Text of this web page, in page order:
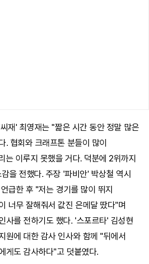
재' 최영재는 "짧은 시간 동안 정말 많은
. 협회와 크래프톤 분들이 많이
는 이루지 못했을 거다. 덕분에 2위까지
을 전했다. 주장 '파비안' 박상철 역시
급한 후 "저는 경기를 많이 뛰지
너무 잘해줘서 값진 은메달 땄다"며
사를 전하기도 했다. '스포르타' 김성현
원에 대한 감사 인사와 함께 "뒤에서
게도 감사하다"고 덧붙였다.